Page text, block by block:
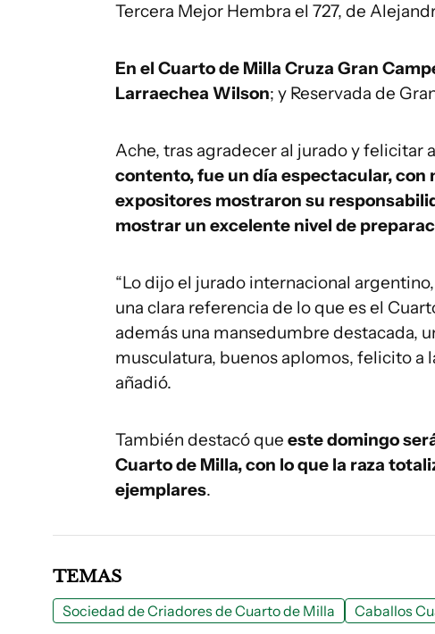
Tercera Mejor Hembra el 727, de
En el Cuarto de Milla Cruza Gran
Larraechea Wilson; y Reservada de
Ache, tras agradecer al jurado y felicitar
contento, fue un día espectacular, con
expositores mostraron su
mostrar un excelente nivel de
“Lo dijo el jurado internacional
una clara referencia de lo que es el
además una mansedumbre destacada,
musculatura, buenos aplomos, felicito a
añadió.
También destacó que este domingo
Cuarto de Milla, con lo que la raza
ejemplares.
TEMAS
Sociedad de Criadores de Cuarto de Milla Caballos